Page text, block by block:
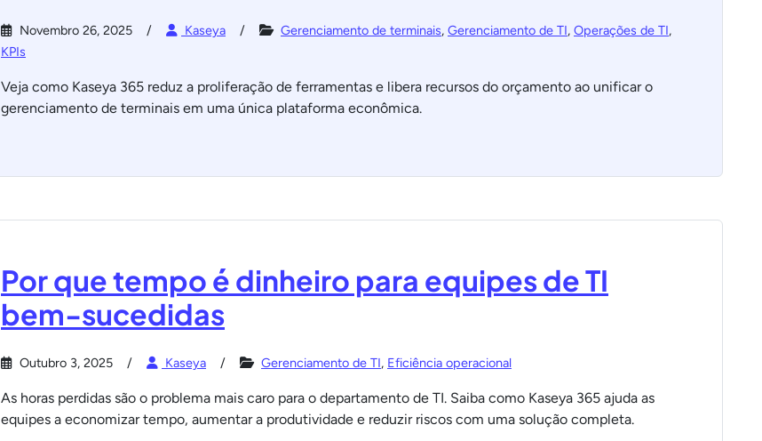
Novembro 26, 2025 Kaseya Gerenciamento de terminais, Gerenciamento de TI, Operações de TI,
KPIs
Veja como Kaseya 365 reduz a proliferação de ferramentas e libera recursos do orçamento ao unificar o
gerenciamento de terminais em uma única plataforma econômica.
Por que tempo é dinheiro para equipes de TI
bem-sucedidas
Outubro 3, 2025 Kaseya Gerenciamento de TI, Eficiência operacional
As horas perdidas são o problema mais caro para o departamento de TI. Saiba como Kaseya 365 ajuda as
equipes a economizar tempo, aumentar a produtividade e reduzir riscos com uma solução completa.